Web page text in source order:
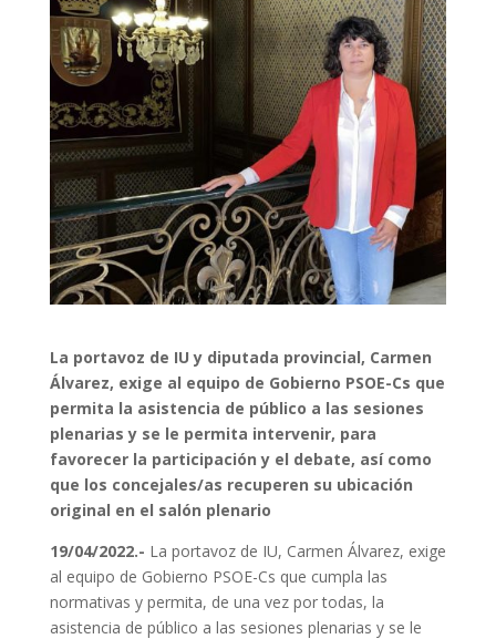
La portavoz de IU y diputada provincial, Carmen
Álvarez, exige al equipo de Gobierno PSOE-Cs que
permita la asistencia de público a las sesiones
plenarias y se le permita intervenir, para
favorecer la participación y el debate, así como
que los concejales/as recuperen su ubicación
original en el salón plenario
19/04/2022.- La portavoz de IU, Carmen Álvarez, exige
al equipo de Gobierno PSOE-Cs que cumpla las
normativas y permita, de una vez por todas, la
asistencia de público a las sesiones plenarias y se le